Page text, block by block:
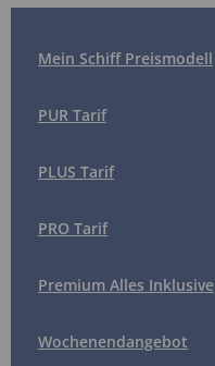
Mein Schiff Preismodell
PUR Tarif
PLUS Tarif
PRO Tarif
Premium Alles Inklusive
Wochenendangebot